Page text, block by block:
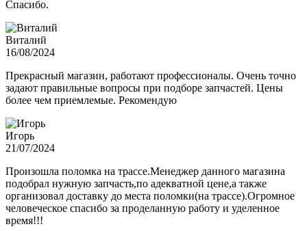
Спасибо.
Виталий
16/08/2024
Прекрасный магазин, работают профессионалы. Очень точно
задают правильные вопросы при подборе запчастей. Цены
более чем приемлемые. Рекомендую
Игорь
21/07/2024
Произошла поломка на трассе.Менеджер данного магазина
подобрал нужную запчасть,по адекватной цене,а также
организовал доставку до места поломки(на трассе).Огромное
человеческое спасибо за проделанную работу и уделенное
время!!!